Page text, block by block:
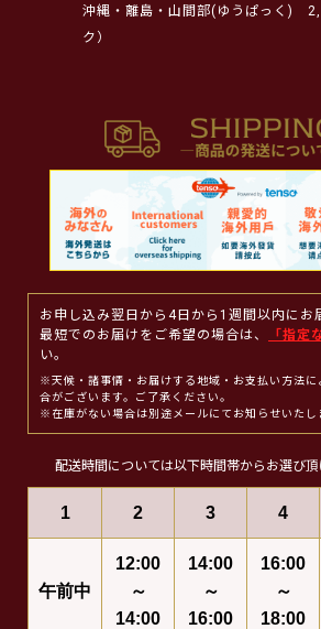
沖縄・離島・山間部(ゆうぱっく)
ク）
お申し込み翌日から4日から1週間以内にお
最短でのお届けをご希望の場合は、
「指定
い。
※天候・諸事情・お届けする地域・お支払い方法に
合がございます。ご了承ください。
※在庫がない場合は別途メールにてお知らせいたし
配送時間については以下時間帯からお選び頂
1 2 3 4
午前中
12:00
～
14:00
14:00
～
16:00
16:00
～
18:00